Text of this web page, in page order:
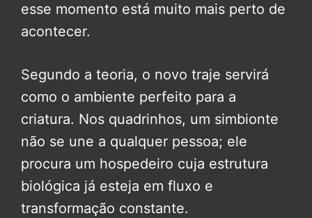
esse momento está muito mais perto de
acontecer.
Segundo a teoria, o novo traje servirá
como o ambiente perfeito para a
criatura. Nos quadrinhos, um simbionte
não se une a qualquer pessoa; ele
procura um hospedeiro cuja estrutura
biológica já esteja em fluxo e
transformação constante.